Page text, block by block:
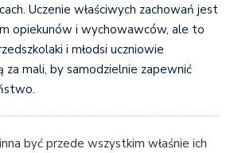
Uczenie właściwych zachowań jest
opiekunów i wychowawców, ale to
i młodsi uczniowie
mali, by samodzielnie zapewnić
być przede wszystkim właśnie ich